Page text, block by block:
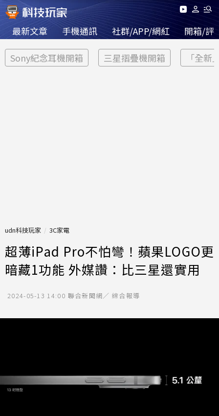
最新文章 手機通訊 社群/APP/網紅 開箱/評
Sony紀念耳機開箱 三星摺疊機開箱 「全新
udn科技玩家 3C家電
超薄iPad Pro不怕彎！蘋果LOGO更
暗藏1功能 外媒讚：比三星還實用
2024-05-13 14:00 聯合新聞網／ 綜合報導